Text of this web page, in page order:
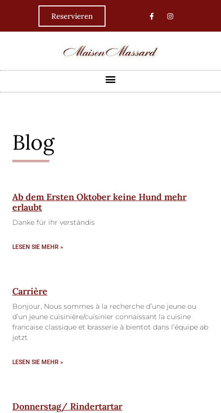
Reservieren
Blog
Ab dem Ersten Oktober keine Hund mehr
erlaubt
Danke für ihr verständis
LESEN SIE MEHR »
Carrière
Bonjour, Nous sommes à la recherche d’une jeune ou
d’un jeune cuisinière/cuisinier connaissant la cuisine
francaise classique et brasserie à bientot dans l’équipe ab
jetzt
LESEN SIE MEHR »
Donnerstag/ Rindertartar